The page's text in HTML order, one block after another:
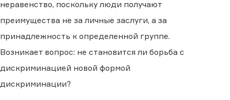
неравенство, поскольку люди получают
преимущества не за личные заслуги, а за
принадлежность к определенной группе.
Возникает вопрос: не становится ли борьба с
дискриминацией новой формой
дискриминации?